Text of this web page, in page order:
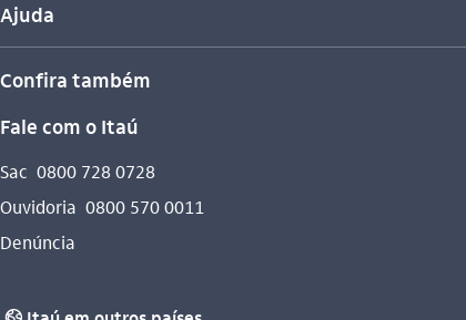
Ajuda
Confira também
Fale com o Itaú
Sac 0800 728 0728
Ouvidoria 0800 570 0011
Denúncia